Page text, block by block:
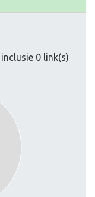
0 link(s)